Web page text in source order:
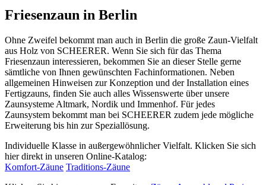
Friesenzaun in Berlin
Ohne Zweifel bekommt man auch in Berlin die große Zaun-Vielfalt
aus Holz von SCHEERER. Wenn Sie sich für das Thema
Friesenzaun interessieren, bekommen Sie an dieser Stelle gerne
sämtliche von Ihnen gewünschten Fachinformationen. Neben
allgemeinen Hinweisen zur Konzeption und der Installation eines
Fertigzauns, finden Sie auch alles Wissenswerte über unsere
Zaunsysteme Altmark, Nordik und Immenhof. Für jedes
Zaunsystem bekommt man bei SCHEERER zudem jede mögliche
Erweiterung bis hin zur Speziallösung.
Individuelle Klasse in außergewöhnlicher Vielfalt. Klicken Sie sich
hier direkt in unseren Online-Katalog:
Komfort-Zäune Traditions-Zäune